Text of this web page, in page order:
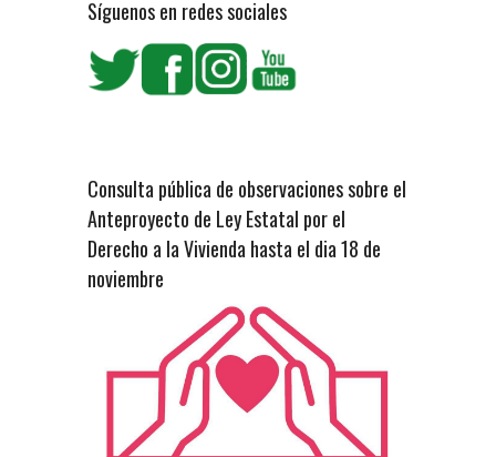
Síguenos en redes sociales
Consulta pública de observaciones sobre el
Anteproyecto de Ley Estatal por el
Derecho a la Vivienda hasta el dia 18 de
noviembre